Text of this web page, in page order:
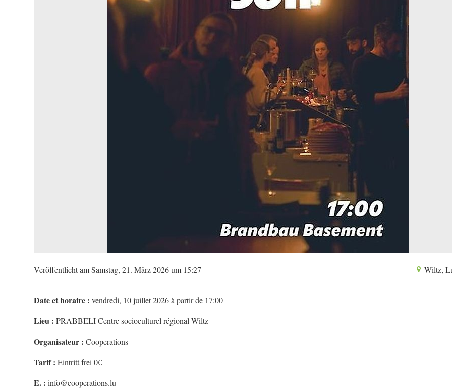
Veröffentlicht am Samstag, 21. März 2026 um 15:27 Wiltz,
Date et horaire : vendredi, 10 juillet 2026 à partir de 17:00
Lieu : PRABBELI Centre socioculturel régional Wiltz
Organisateur : Cooperations
Tarif : Eintritt frei 0€
E. : info@cooperations.lu